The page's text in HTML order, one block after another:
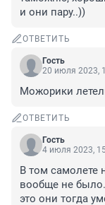
и они пару..))
ОТВЕТИТЬ
Гость
20 июля 2023,
Можорики
ОТВЕТИТЬ
Гость
4 июля 2023,
В том самолете
вообще не
это они тогда